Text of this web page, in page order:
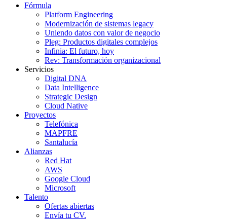
Fórmula
Platform Engineering
Modernización de sistemas legacy
Uniendo datos con valor de negocio
Pleg: Productos digitales complejos
Infinia: El futuro, hoy
Rev: Transformación organizacional
Servicios
Digital DNA
Data Intelligence
Strategic Design
Cloud Native
Proyectos
Telefónica
MAPFRE
Santalucía
Alianzas
Red Hat
AWS
Google Cloud
Microsoft
Talento
Ofertas abiertas
Envía tu CV.